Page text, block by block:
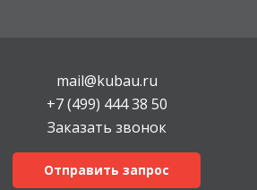
mail@kubau.ru
+7 (499) 444 38 50
Заказать звонок
Отправить запрос